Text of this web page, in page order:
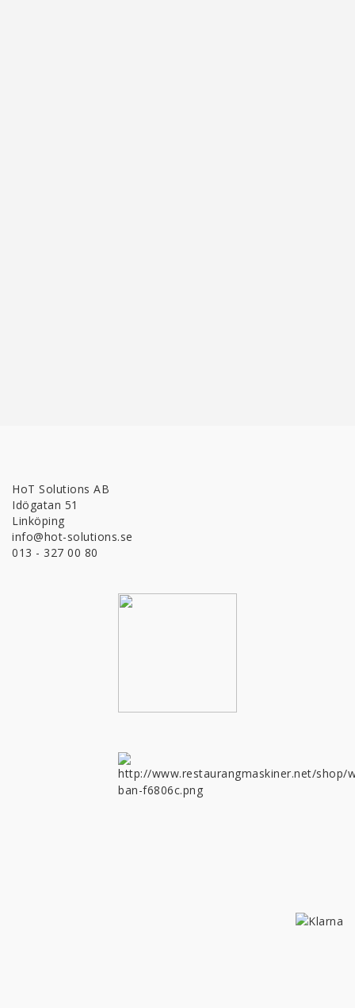
HoT Solutions AB
Idögatan 51
Linköping
info@hot-solutions.se
013 - 327 00 80